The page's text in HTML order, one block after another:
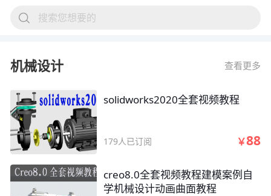
搜索您想要的
机械设计 查看更多
solidworks2020全套视频教程
179人已订阅 ￥88
creo8.0全套视频教程建模案例自
学机械设计动画曲面教程